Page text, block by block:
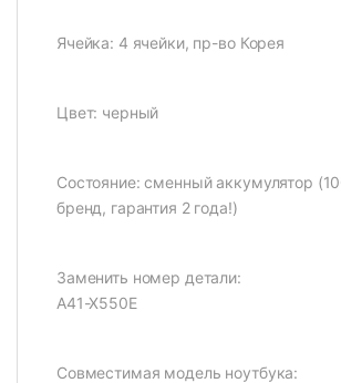
Ячейка: 4 ячейки, пр-во Корея
Цвет: черный
Состояние: сменный аккумулятор
бренд, гарантия 2 года!)
Заменить номер детали:
A41-X550E
Совместимая модель ноутбука: